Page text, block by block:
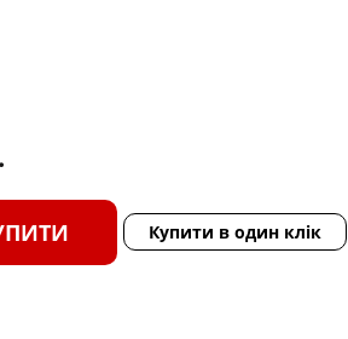
Купити в один клік